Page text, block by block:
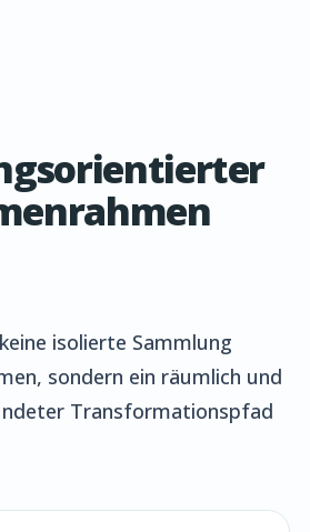
isolierte Sammlung
sondern ein räumlich und
Transformationspfad